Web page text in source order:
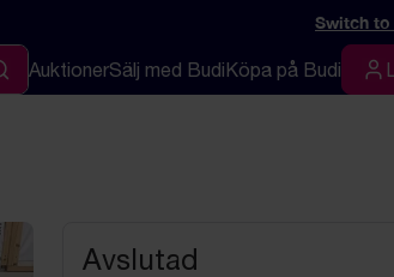
Switch
AuktionerSälj med BudiKöpa på Budi
Avslutad